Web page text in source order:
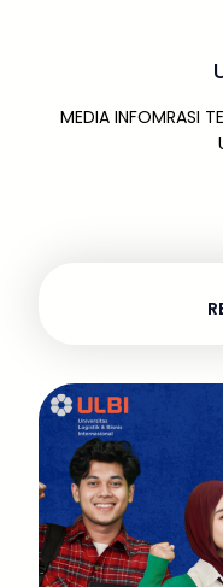
MEDIA INFOMRASI